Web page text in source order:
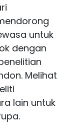
untuk
dengan
Melihat
lain untuk